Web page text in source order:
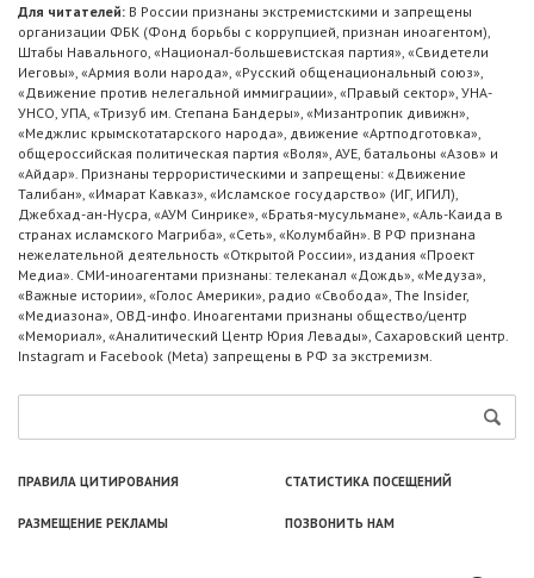
Для читателей: В России признаны экстремистскими и запрещены
организации ФБК (Фонд борьбы с коррупцией, признан иноагентом),
Штабы Навального, «Национал-большевистская партия», «Свидетели
Иеговы», «Армия воли народа», «Русский общенациональный союз»,
«Движение против нелегальной иммиграции», «Правый сектор», УНА-
УНСО, УПА, «Тризуб им. Степана Бандеры», «Мизантропик дивижн»,
«Меджлис крымскотатарского народа», движение «Артподготовка»,
общероссийская политическая партия «Воля», АУЕ, батальоны «Азов» и
«Айдар». Признаны террористическими и запрещены: «Движение
Талибан», «Имарат Кавказ», «Исламское государство» (ИГ, ИГИЛ),
Джебхад-ан-Нусра, «АУМ Синрике», «Братья-мусульмане», «Аль-Каида в
странах исламского Магриба», «Сеть», «Колумбайн». В РФ признана
нежелательной деятельность «Открытой России», издания «Проект
Медиа». СМИ-иноагентами признаны: телеканал «Дождь», «Медуза»,
«Важные истории», «Голос Америки», радио «Свобода», The Insider,
«Медиазона», ОВД-инфо. Иноагентами признаны общество/центр
«Мемориал», «Аналитический Центр Юрия Левады», Сахаровский центр.
Instagram и Facebook (Metа) запрещены в РФ за экстремизм.
ПРАВИЛА ЦИТИРОВАНИЯ СТАТИСТИКА ПОСЕЩЕНИЙ
РАЗМЕЩЕНИЕ РЕКЛАМЫ ПОЗВОНИТЬ НАМ